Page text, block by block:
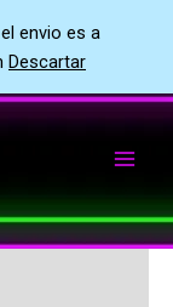
envio es a
Descartar